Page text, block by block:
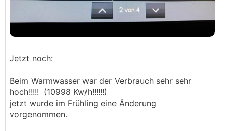
Jetzt noch:
Beim Warmwasser war der Verbrauch sehr sehr
hoch!!!!! (10998 Kw/h!!!!!!)
jetzt wurde im Frühling eine Änderung
vorgenommen.